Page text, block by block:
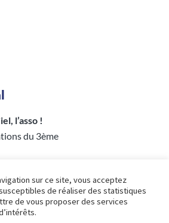
l’asso !
du 3ème
sur ce site, vous acceptez
de réaliser des statistiques
de vous proposer des services